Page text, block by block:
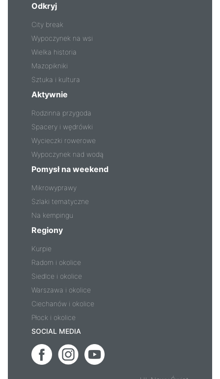
Odkryj
City break
Wypoczynek na wsi
Wielka historia
Mazopikniki
Sztuka i kultura
Aktywnie
Rodzinna przygoda
Spacery i wędrówki
Wycieczki rowerowe
Wypoczynek nad wodą
Pomysł na weekend
Mikrowyprawy
Szlaki tematyczne
Na kempingu
Regiony
Kurpie
Radom i okolice
Siedlce i okolice
Warszawa i okolice
Ciechanów i okolice
Płock i okolice
SOCIAL MEDIA